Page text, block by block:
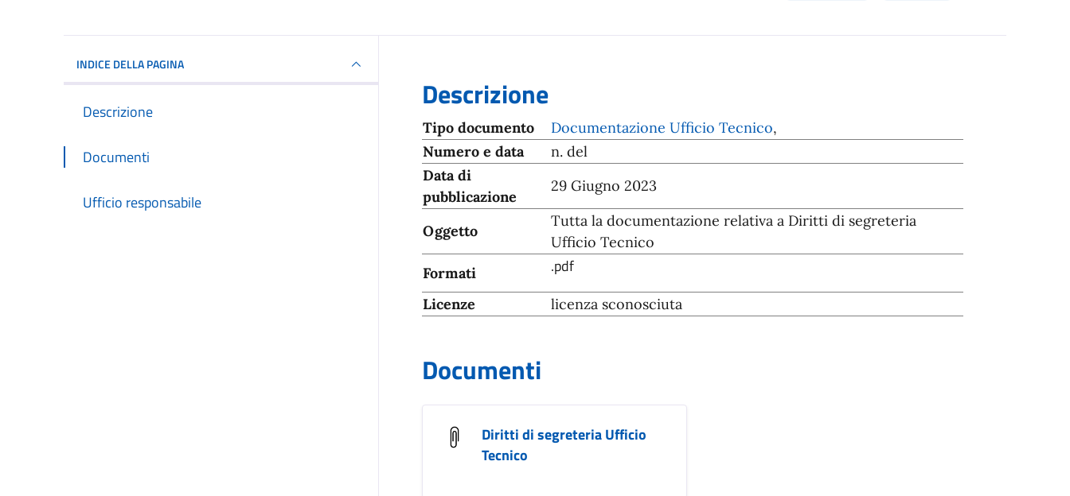
INDICE DELLA PAGINA
Descrizione
Documenti
Ufficio responsabile
Descrizione
Tipo documento Documentazione Ufficio Tecnico,
Numero e data
n. del
Data di
pubblicazione
29 Giugno 2023
Oggetto
Tutta la documentazione relativa a Diritti di segreteria
Ufficio Tecnico
Formati
.pdf
Licenze licenza sconosciuta
Documenti
Diritti di segreteria Ufficio
Tecnico